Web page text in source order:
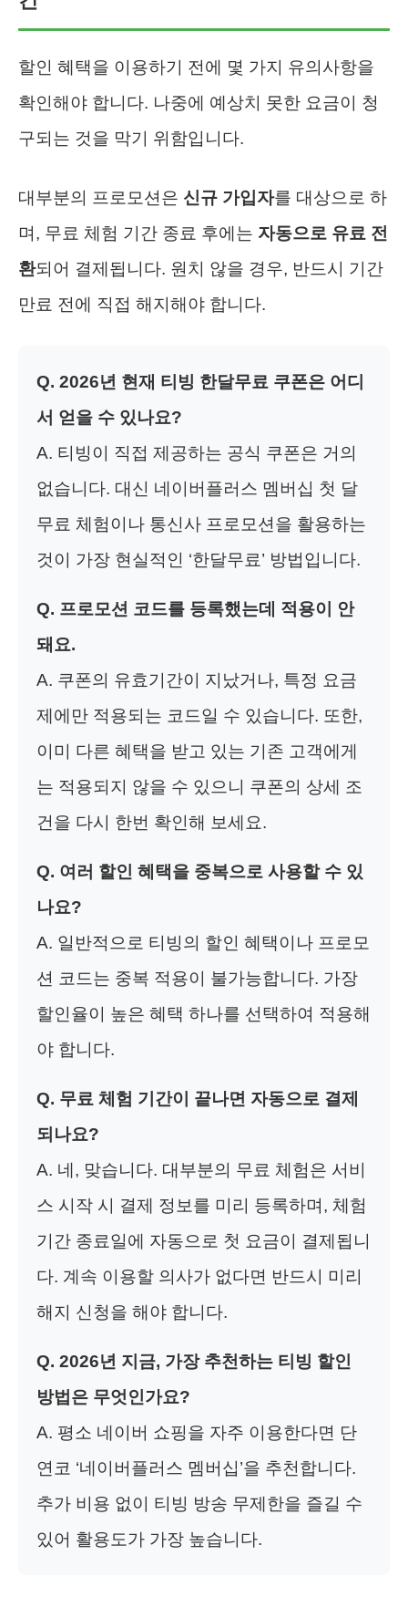
할인 혜택을 이용하기 전에 몇 가지 유의사항을
확인해야 합니다. 나중에 예상치 못한 요금이 청
구되는 것을 막기 위함입니다.
대부분의 프로모션은 신규 가입자를 대상으로 하
며, 무료 체험 기간 종료 후에는 자동으로 유료 전
환되어 결제됩니다. 원치 않을 경우, 반드시 기간
만료 전에 직접 해지해야 합니다.
Q. 2026년 현재 티빙 한달무료 쿠폰은 어디
서 얻을 수 있나요?
A. 티빙이 직접 제공하는 공식 쿠폰은 거의
없습니다. 대신 네이버플러스 멤버십 첫 달
무료 체험이나 통신사 프로모션을 활용하는
것이 가장 현실적인 ‘한달무료’ 방법입니다.
Q. 프로모션 코드를 등록했는데 적용이 안
돼요.
A. 쿠폰의 유효기간이 지났거나, 특정 요금
제에만 적용되는 코드일 수 있습니다. 또한,
이미 다른 혜택을 받고 있는 기존 고객에게
는 적용되지 않을 수 있으니 쿠폰의 상세 조
건을 다시 한번 확인해 보세요.
Q. 여러 할인 혜택을 중복으로 사용할 수 있
나요?
A. 일반적으로 티빙의 할인 혜택이나 프로모
션 코드는 중복 적용이 불가능합니다. 가장
할인율이 높은 혜택 하나를 선택하여 적용해
야 합니다.
Q. 무료 체험 기간이 끝나면 자동으로 결제
되나요?
A. 네, 맞습니다. 대부분의 무료 체험은 서비
스 시작 시 결제 정보를 미리 등록하며, 체험
기간 종료일에 자동으로 첫 요금이 결제됩니
다. 계속 이용할 의사가 없다면 반드시 미리
해지 신청을 해야 합니다.
Q. 2026년 지금, 가장 추천하는 티빙 할인
방법은 무엇인가요?
A. 평소 네이버 쇼핑을 자주 이용한다면 단
연코 ‘네이버플러스 멤버십’을 추천합니다.
추가 비용 없이 티빙 방송 무제한을 즐길 수
있어 활용도가 가장 높습니다.